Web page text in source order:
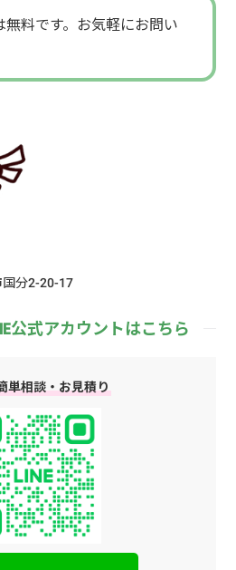
料です。お気軽にお問い
分2-20-17
公式アカウントはこちら
単相談・お見積り